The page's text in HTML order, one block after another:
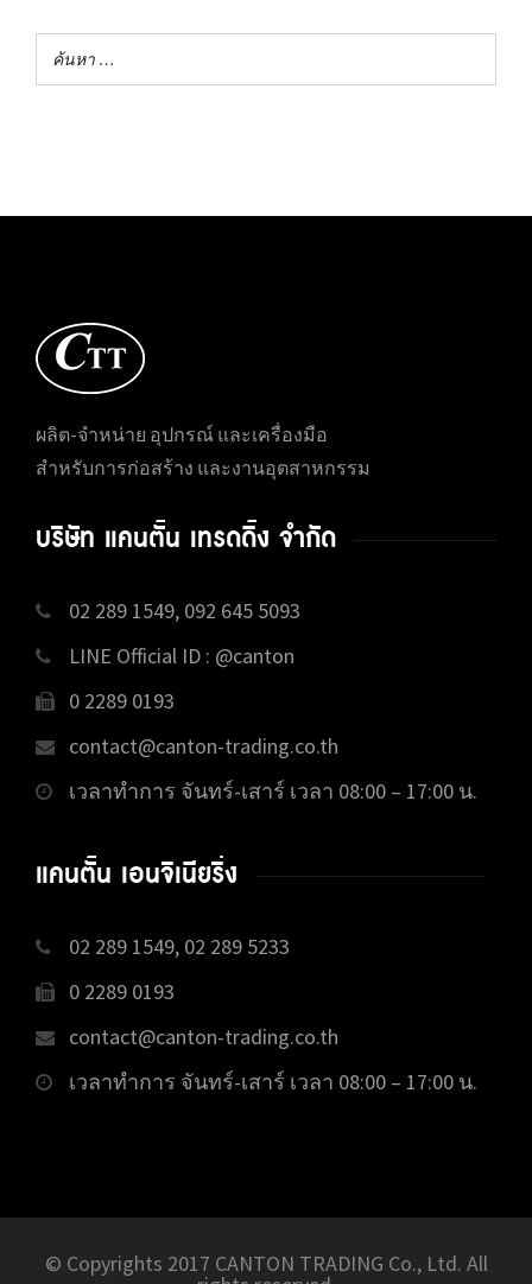
ผลิต-จำหน่าย อุปกรณ์ และเครื่องมือ
สำหรับการก่อสร้าง และงานอุตสาหกรรม
บริษัท แคนตั้น เทรดดิ้ง จำกัด
02 289 1549, 092 645 5093
LINE Official ID : @canton
0 2289 0193
contact@canton-trading.co.th
เวลาทำการ จันทร์-เสาร์ เวลา 08:00 – 17:00 น.
แคนตั้น เอนจิเนียริ่ง
02 289 1549, 02 289 5233
0 2289 0193
contact@canton-trading.co.th
เวลาทำการ จันทร์-เสาร์ เวลา 08:00 – 17:00 น.
© Copyrights 2017 CANTON TRADING Co., Ltd. All